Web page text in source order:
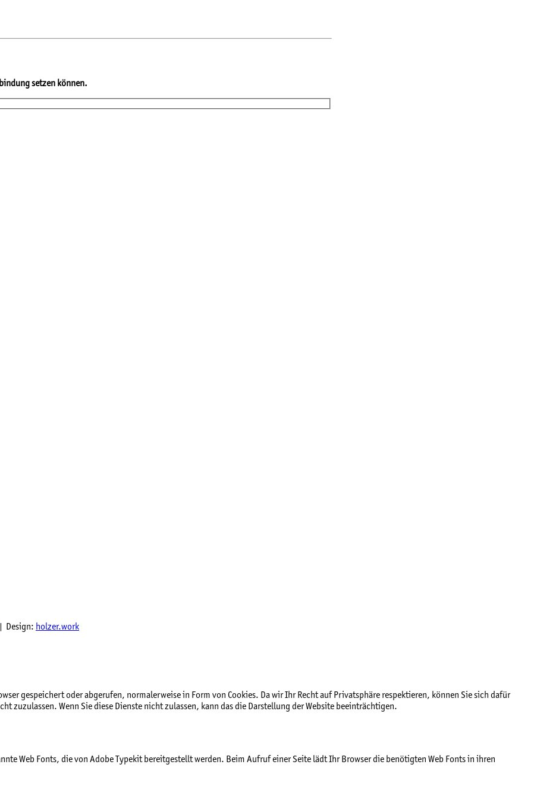
setzen können.
| Design: holzer.work
gespeichert oder abgerufen, normalerweise in Form von Cookies. Da wir Ihr Recht auf Privatsphäre respektieren, können Sie sich dafür
zuzulassen. Wenn Sie diese Dienste nicht zulassen, kann das die Darstellung der Website beeinträchtigen.
Web Fonts, die von Adobe Typekit bereitgestellt werden. Beim Aufruf einer Seite lädt Ihr Browser die benötigten Web Fonts in ihren